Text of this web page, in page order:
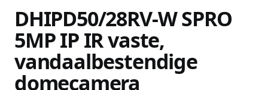
DHIPD50/28RV-W SPRO
5MP IP IR vaste,
vandaalbestendige
domecamera